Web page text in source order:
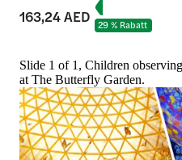
163,24 AED 29 % Rabatt
Slide 1 of 1, Children
at The Butterfly Garden.